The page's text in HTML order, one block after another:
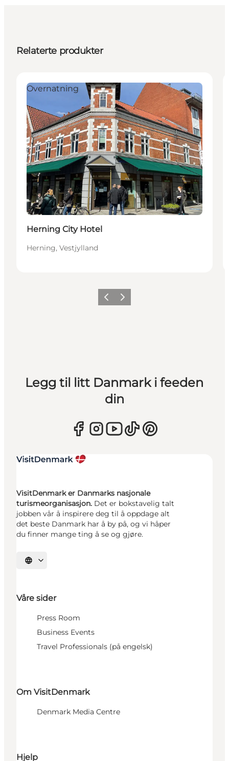
Relaterte produkter
Bærekraftig
Overnatning
Herning City Hotel
Herning, Vestjylland
ForrigeNeste
Legg til litt Danmark i feeden
din
VisitDenmark er Danmarks nasjonale
turismeorganisasjon. Det er bokstavelig talt
jobben vår å inspirere deg til å oppdage alt
det beste Danmark har å by på, og vi håper
du finner mange ting å se og gjøre.
Velg språk
Våre sider
Press Room
Business Events
Travel Professionals (på engelsk)
Om VisitDenmark
Denmark Media Centre
Hjelp